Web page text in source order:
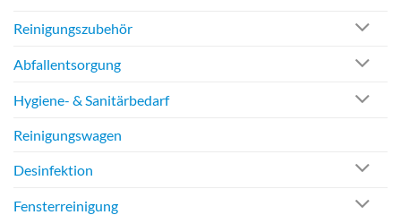
Reinigungszubehör
Abfallentsorgung
Hygiene- & Sanitärbedarf
Reinigungswagen
Desinfektion
Fensterreinigung